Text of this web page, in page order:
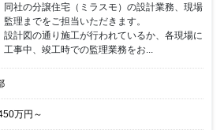
同社の分譲住宅（ミラスモ）の設計業務、現場
監理までをご担当いただきます。
設計図の通り施工が行われているか、各現場に
工事中、竣工時での監理業務をお...
万円 ～